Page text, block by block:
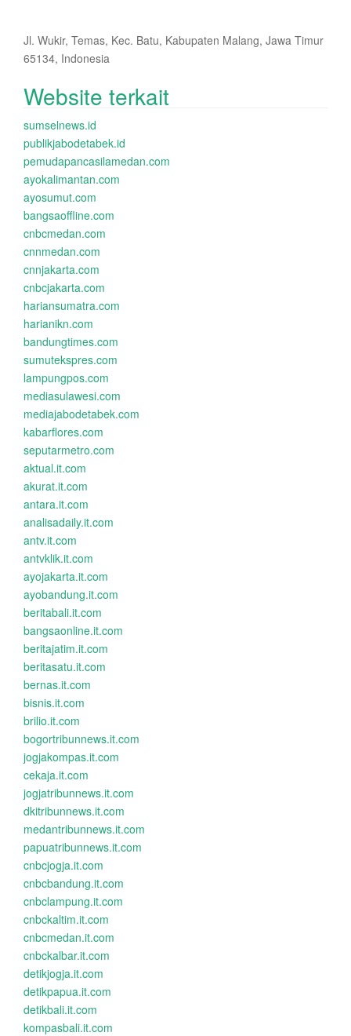
Jl. Wukir, Temas, Kec. Batu, Kabupaten Malang, Jawa Timur
65134, Indonesia
Website terkait
sumselnews.id
publikjabodetabek.id
pemudapancasilamedan.com
ayokalimantan.com
ayosumut.com
bangsaoffline.com
cnbcmedan.com
cnnmedan.com
cnnjakarta.com
cnbcjakarta.com
hariansumatra.com
harianikn.com
bandungtimes.com
sumutekspres.com
lampungpos.com
mediasulawesi.com
mediajabodetabek.com
kabarflores.com
seputarmetro.com
aktual.it.com
akurat.it.com
antara.it.com
analisadaily.it.com
antv.it.com
antvklik.it.com
ayojakarta.it.com
ayobandung.it.com
beritabali.it.com
bangsaonline.it.com
beritajatim.it.com
beritasatu.it.com
bernas.it.com
bisnis.it.com
brilio.it.com
bogortribunnews.it.com
jogjakompas.it.com
cekaja.it.com
jogjatribunnews.it.com
dkitribunnews.it.com
medantribunnews.it.com
papuatribunnews.it.com
cnbcjogja.it.com
cnbcbandung.it.com
cnbclampung.it.com
cnbckaltim.it.com
cnbcmedan.it.com
cnbckalbar.it.com
detikjogja.it.com
detikpapua.it.com
detikbali.it.com
kompasbali.it.com